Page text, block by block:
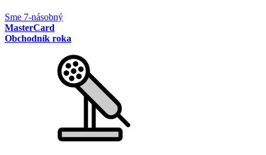
Sme 7-násobný
MasterCard
Obchodník roka